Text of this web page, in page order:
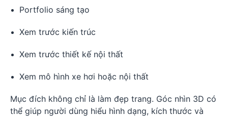
Portfolio sáng tạo
Xem trước kiến trúc
Xem trước thiết kế nội thất
Xem mô hình xe hơi hoặc nội thất
Mục đích không chỉ là làm đẹp trang. Góc nhìn 3D có
thể giúp người dùng hiểu hình dạng, kích thước và